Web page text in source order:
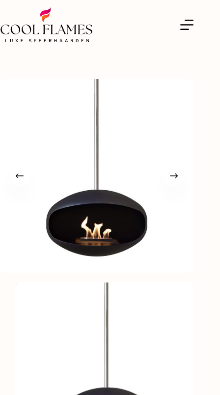
€ 2.656,00
Toevoegen aan winkelwagen